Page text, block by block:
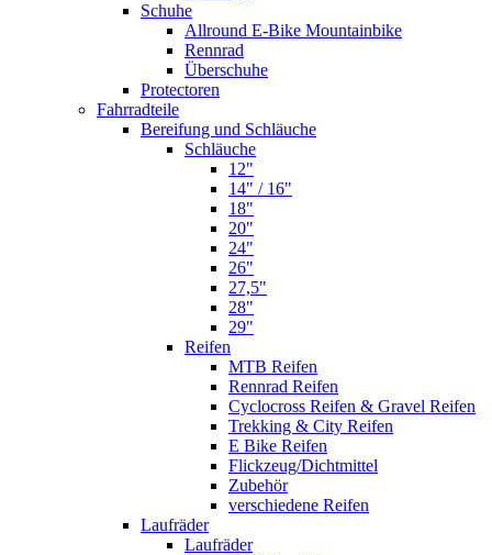
Schuhe
Allround E-Bike Mountainbike
Rennrad
Überschuhe
Protectoren
Fahrradteile
Bereifung und Schläuche
Schläuche
12"
14" / 16"
18"
20"
24"
26"
27,5"
28"
29"
Reifen
MTB Reifen
Rennrad Reifen
Cyclocross Reifen & Gravel Reifen
Trekking & City Reifen
E Bike Reifen
Flickzeug/Dichtmittel
Zubehör
verschiedene Reifen
Laufräder
Laufräder